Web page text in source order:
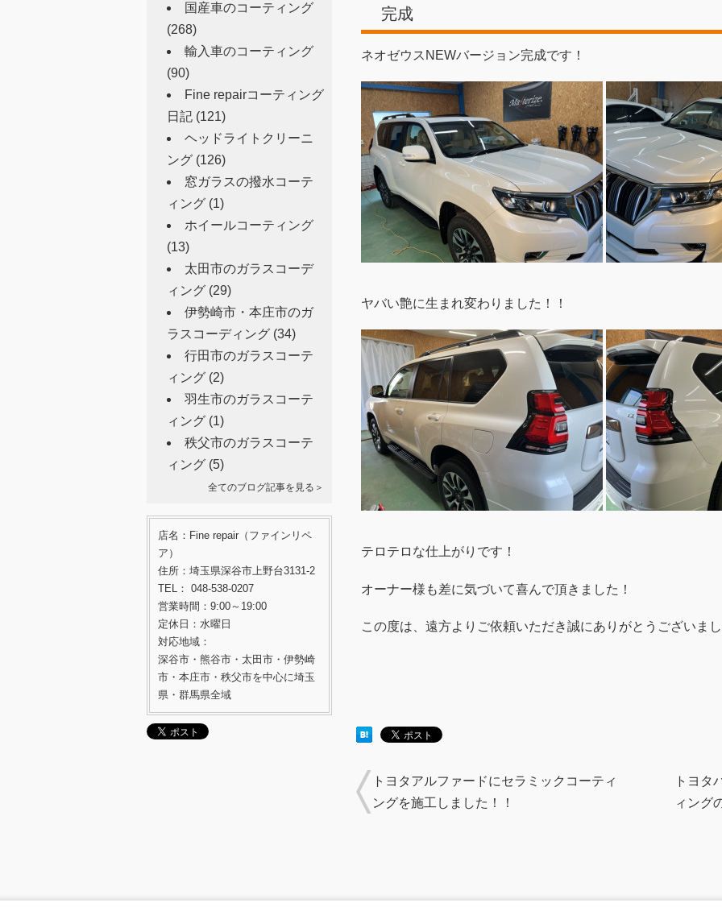
国産車のコーティング
(268)
輸入車のコーティング
(90)
Fine repairコーティング
日記 (121)
ヘッドライトクリーニ
ング (126)
窓ガラスの撥水コーテ
ィング (1)
ホイールコーティング
(13)
太田市のガラスコーデ
ィング (29)
伊勢崎市・本庄市のガ
ラスコーディング (34)
行田市のガラスコーテ
ィング (2)
羽生市のガラスコーテ
ィング (1)
秩父市のガラスコーテ
ィング (5)
全てのブログ記事を見る＞
店名：Fine repair（ファインリペ
ア）
住所：埼玉県深谷市上野台3131-2
TEL： 048-538-0207
営業時間：9:00～19:00
定休日：水曜日
対応地域：
深谷市・熊谷市・太田市・伊勢崎
市・本庄市・秩父市を中心に埼玉
県・群馬県全域
完成
ネオゼウスNEWバージョン完成です！
ヤバい艶に生まれ変わりました！！
テロテロな仕上がりです！
オーナー様も差に気づいて喜んで頂きました！
この度は、遠方よりご依頼いただき誠にありがとうございま
トヨタアルファードにセラミックコーティ
ングを施工しました！！
トヨタ
ィング